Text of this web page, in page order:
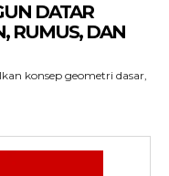
DATAR
RUMUS, DAN
konsep geometri dasar,